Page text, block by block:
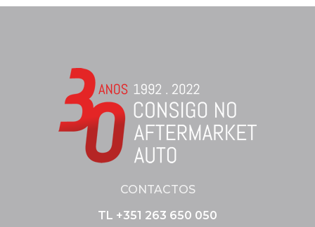
CONTACTOS
TL +351 263 650 050